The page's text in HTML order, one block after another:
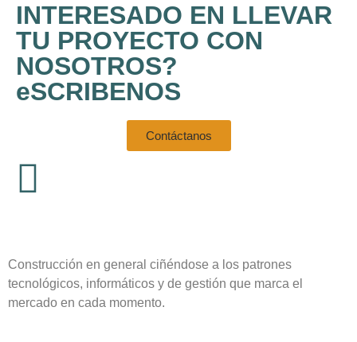
INTERESADO EN LLEVAR
TU PROYECTO CON
NOSOTROS?
eSCRIBENOS
Contáctanos
Construcción en general ciñéndose a los patrones
tecnológicos, informáticos y de gestión que marca el
mercado en cada momento.